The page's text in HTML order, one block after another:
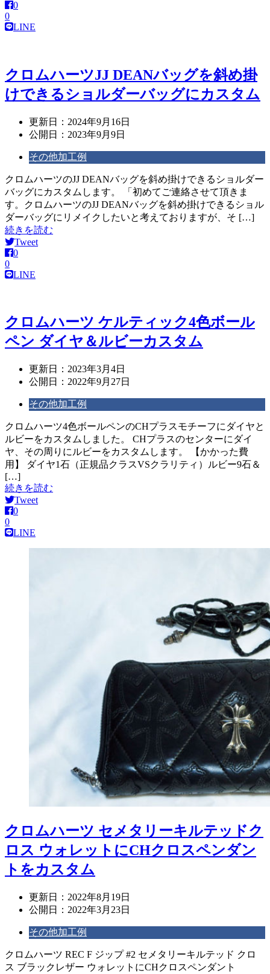
0
0
LINE
クロムハーツJJ DEANバッグを斜め掛
けできるショルダーバッグにカスタム
更新日： 2024年9月16日
公開日： 2023年9月9日
その他加工例
クロムハーツのJJ DEANバッグを斜め掛けできるショルダー
バッグにカスタムします。 「初めてご連絡させて頂きま
す。クロムハーツのJJ DEANバッグを斜め掛けできるショル
ダーバッグにリメイクしたいと考えておりますが、そ […]
続きを読む
Tweet
0
0
LINE
クロムハーツ ケルティック4色ボール
ペン ダイヤ＆ルビーカスタム
更新日： 2023年3月4日
公開日： 2022年9月27日
その他加工例
クロムハーツ4色ボールペンのCHプラスモチーフにダイヤと
ルビーをカスタムしました。 CHプラスのセンターにダイ
ヤ、その周りにルビーをカスタムします。 【かかった費
用】 ダイヤ1石（正規品クラスVSクラリティ）ルビー9石＆
[…]
続きを読む
Tweet
0
0
LINE
クロムハーツ セメタリーキルテッドク
ロス ウォレットにCHクロスペンダン
トをカスタム
更新日： 2022年8月19日
公開日： 2022年3月23日
その他加工例
クロムハーツ REC F ジップ #2 セメタリーキルテッド クロ
ス ブラックレザー ウォレットにCHクロスペンダント